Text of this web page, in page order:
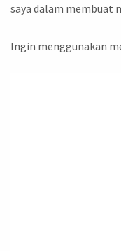
saya dalam membuat
Ingin menggunakan